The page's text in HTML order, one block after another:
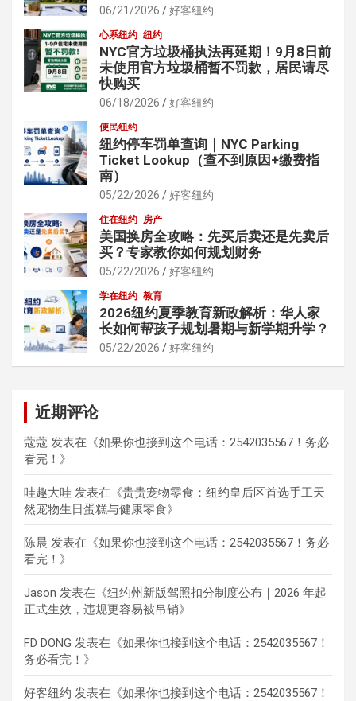
06/21/2026 好客纽约
心系纽约 纽约
NYC官方垃圾桶执法再延期！9月8日前
未使用官方垃圾桶暂不罚款，居民请尽
快购买
06/18/2026 好客纽约
便民纽约
纽约停车罚单查询｜NYC Parking
Ticket Lookup（查不到原因+缴费指
南）
05/22/2026 好客纽约
住在纽约 房产
美国换房全攻略：先买后卖还是先卖后
买？专家教你如何规划财务
05/22/2026 好客纽约
学在纽约 教育
2026纽约夏季教育新政解析：华人家
长如何帮孩子规划暑期与新学期升学？
05/22/2026 好客纽约
近期评论
蔻蔻 发表在《如果你也接到这个电话：2542035567！务必
看完！ 》
哇趣大哇 发表在《贵贵宠物零食：纽约皇后区首选手工天
然宠物生日蛋糕与健康零食》
陈晨 发表在《如果你也接到这个电话：2542035567！务必
看完！ 》
Jason 发表在《纽约州新版驾照扣分制度公布｜2026 年起
正式生效，违规更容易被吊销》
FD DONG 发表在《如果你也接到这个电话：2542035567！
务必看完！ 》
好客纽约 发表在《如果你也接到这个电话：2542035567！